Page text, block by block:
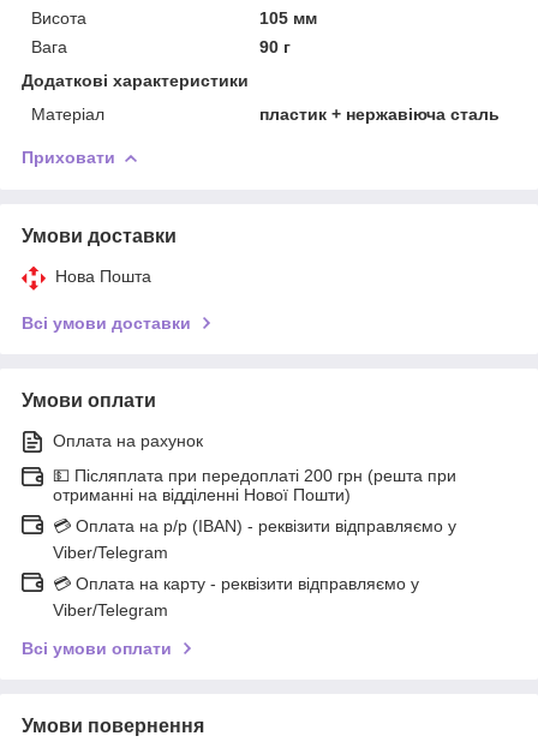
Висота
105 мм
Вага
90 г
Додаткові характеристики
Матеріал
пластик + нержавіюча сталь
Приховати
Умови доставки
Нова Пошта
Всі умови доставки
Умови оплати
Оплата на рахунок
💵 Післяплата при передоплаті 200 грн (решта при
отриманні на відділенні Нової Пошти)
💳 Оплата на р/р (IBAN) - реквізити відправляємо у
Viber/Telegram
💳 Оплата на карту - реквізити відправляємо у
Viber/Telegram
Всі умови оплати
Умови повернення